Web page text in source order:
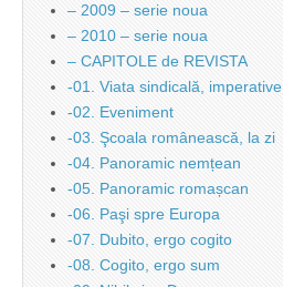
– 2009 – serie noua
– 2010 – serie noua
– CAPITOLE de REVISTA
-01. Viata sindicală, imperative
-02. Eveniment
-03. Şcoala românească, la zi
-04. Panoramic nemțean
-05. Panoramic romașcan
-06. Paşi spre Europa
-07. Dubito, ergo cogito
-08. Cogito, ergo sum